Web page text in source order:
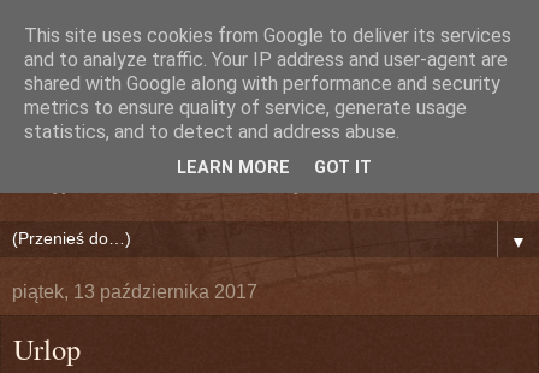
Nieznany Dźwięk (Lily)
Bollywood!
▼
piątek, 13 października 2017
Urlop
This site uses cookies from Google to deliver its services
and to analyze traffic. Your IP address and user-agent are
shared with Google along with performance and security
metrics to ensure quality of service, generate usage
statistics, and to detect and address abuse.
LEARN MORE GOT IT